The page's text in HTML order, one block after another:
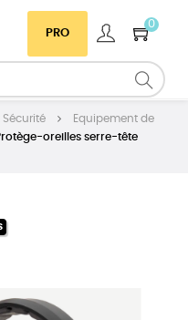
PRO
0
Sécurité
Equipement de
oreilles serre-tête